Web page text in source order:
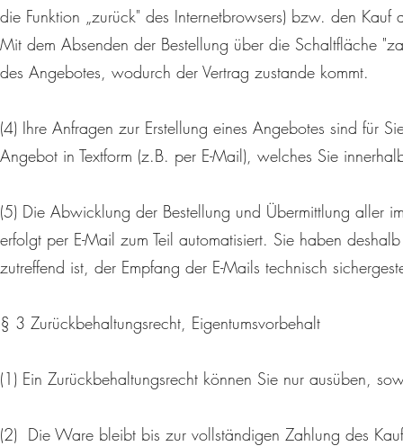
die Funktion „zurück" des Internetbrowsers) bzw. den Kauf
Mit dem Absenden der Bestellung über die Schaltfläche
des Angebotes, wodurch der Vertrag zustande kommt.
(4) Ihre Anfragen zur Erstellung eines Angebotes sind für
Angebot in Textform (z.B. per E-Mail), welches Sie
(5) Die Abwicklung der Bestellung und Übermittlung aller
erfolgt per E-Mail zum Teil automatisiert. Sie haben
zutreffend ist, der Empfang der E-Mails technisch
§ 3 Zurückbehaltungsrecht, Eigentumsvorbehalt
(1) Ein Zurückbehaltungsrecht können Sie nur ausüben,
(2) Die Ware bleibt bis zur vollständigen Zahlung des